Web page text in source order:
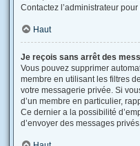
Contactez l’administrateur
Haut
Je reçois sans arrêt des
Vous pouvez supprimer
membre en utilisant les filtres
votre messagerie privée. Si
d’un membre en particulier,
Ce dernier a la possibilité
d’envoyer des messages